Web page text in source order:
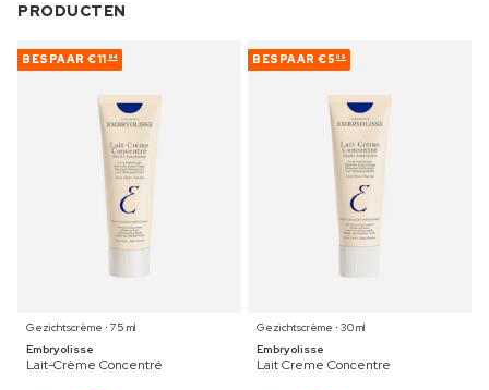
PRODUCTEN
BESPAAR €11 94
Gezichtscrème ⋅ 75 ml
Embryolisse
Lait-Crème Concentré
BESPAAR €5 09
Gezichtscrème ⋅ 30 ml
Embryolisse
Lait Creme Concentre